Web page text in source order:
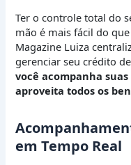
Ter o controle total do
mão é mais fácil do
Magazine Luiza
gerenciar seu crédito
você acompanha
aproveita todos os
em Tempo Real